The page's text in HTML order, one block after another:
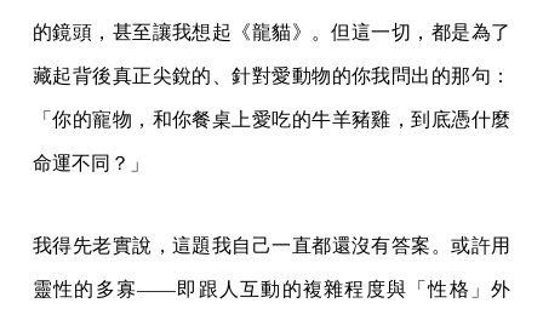
的鏡頭，甚至讓我想起《龍貓》。但這一切，都是為了
藏起背後真正尖銳的、針對愛動物的你我問出的那句：
「你的寵物，和你餐桌上愛吃的牛羊豬雞，到底憑什麼
命運不同？」
我得先老實說，這題我自己一直都還沒有答案。或許用
靈性的多寡——即跟人互動的複雜程度與「性格」外